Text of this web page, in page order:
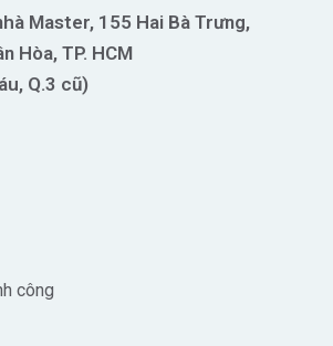
Master, 155 Hai Bà Trưng,
Hòa, TP. HCM
Q.3 cũ)
công